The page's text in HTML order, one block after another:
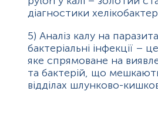
діагностики
5) Аналіз калу на
бактеріальні інфекції –
яке спрямоване на
та бактерій, що
відділах шлунково-